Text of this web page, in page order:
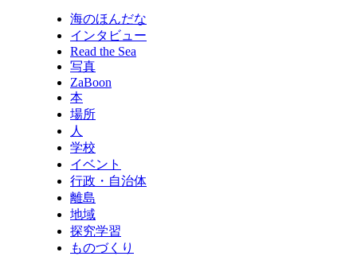
海のほんだな
インタビュー
Read the Sea
写真
ZaBoon
本
場所
人
学校
イベント
行政・自治体
離島
地域
探究学習
ものづくり